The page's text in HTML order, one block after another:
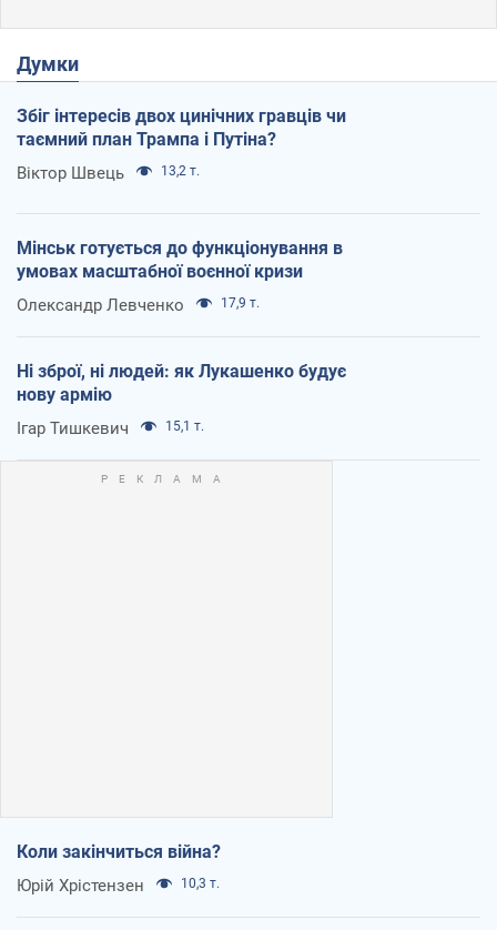
Думки
Збіг інтересів двох цинічних гравців чи
таємний план Трампа і Путіна?
Віктор Швець 13,2 т.
Мінськ готується до функціонування в
умовах масштабної воєнної кризи
Олександр Левченко 17,9 т.
Ні зброї, ні людей: як Лукашенко будує
нову армію
Ігар Тишкевич 15,1 т.
Коли закінчиться війна?
Юрій Хрістензен 10,3 т.